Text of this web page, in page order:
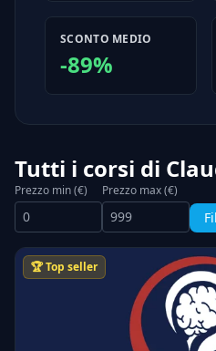
SCONTO MEDIO
-89%
Tutti i corsi di
Prezzo min (€) Prezzo max (€)
🏆 Top seller